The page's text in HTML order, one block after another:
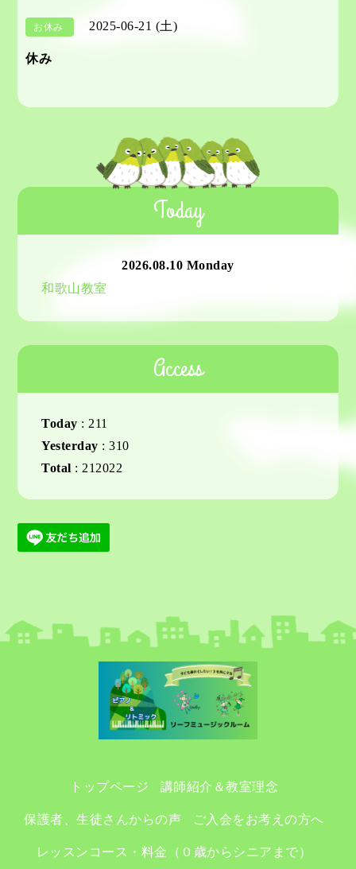
お休み 2025-06-21 (土)
休み
Today
2026.08.10 Monday
和歌山教室
Access
Today : 211
Yesterday :310
Total : 212022
トップページ 講師紹介＆教室理念
保護者、生徒さんからの声 ご入会をお考えの方へ
レッスンコース・料金（０歳からシニアまで）